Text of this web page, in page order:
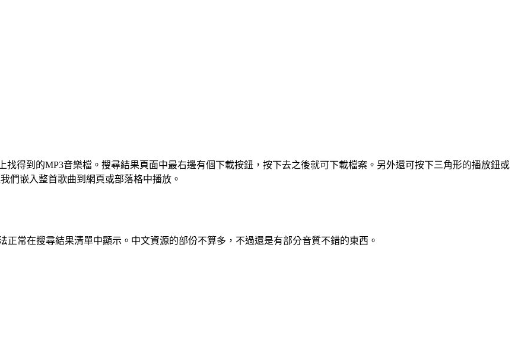
找得到的MP3音樂檔。搜尋結果頁面中最右邊有個下載按鈕，按下去之後就可下載檔案。另外還可按下三角形的播放鈕或
們嵌入整首歌曲到網頁或部落格中播放。
常在搜尋結果清單中顯示。中文資源的部份不算多，不過還是有部分音質不錯的東西。